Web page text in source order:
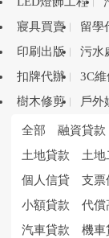
寢具買賣
留學
印刷出版
污水
扣牌代辦
3C維
樹木修剪
戶外
全部 融資貸款
土地貸款
土地
個人信貸
支票
小額貸款
代償
汽車貸款
機車